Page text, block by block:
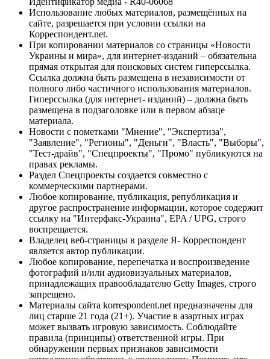
Использование любых материалов, размещённых на
сайте, разрешается при условии ссылки на
Корреспондент.net.
При копировании материалов со страницы «Новости
Украины и мира», для интернет-изданий – обязательна
прямая открытая для поисковых систем гиперссылка.
Ссылка должна быть размещена в независимости от
полного либо частичного использования материалов.
Гиперссылка (для интернет- изданий) – должна быть
размещена в подзаголовке или в первом абзаце
материала.
Новости с пометками "Мнение", "Экспертиза",
"Заявление", "Регионы", "Деньги", "Власть", "Выборы",
"Тест-драйв", "Спецпроекты", "Промо" публикуются на
правах рекламы.
Раздел Спецпроекты создается совместно с
коммерческими партнерами.
Любое копирование, публикация, републикация и
другое распространение информации, которое содержит
ссылку на "Интерфакс-Украина", EPA / UPG, строго
воспрещается.
Владелец веб-страницы в разделе Я- Корреспондент
является автор публикации.
Любое копирование, перепечатка и воспроизведение
фотографий и/или аудиовизуальных материалов,
принадлежащих правообладателю Getty Images, строго
запрещено.
Материалы сайта korrespondent.net предназначены для
лиц старше 21 года (21+). Участие в азартных играх
может вызвать игровую зависимость. Соблюдайте
правила (принципы) ответственной игры. При
обнаружении первых признаков зависимости